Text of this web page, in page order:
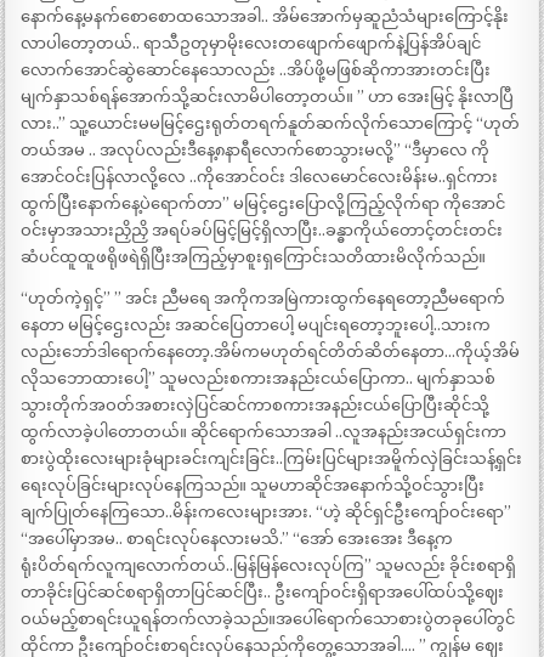
နောက်နေ့မနက်စောစောထသောအခါ.. အိမ်အောက်မှဆူညံသံများကြောင့်နိုး
လာပါတော့တယ်.. ရာသီဥတုမှာမိုးလေးတဖျောက်ဖျောက်နဲ့ပြန်အိပ်ချင်
လောက်အောင်ဆွဲဆောင်နေသောလည်း ..အိပ်ဖို့မဖြစ်ဆိုကာအားတင်းပြီး
မျက်နှာသစ်ရန်အောက်သို့ဆင်းလာမိပါတော့တယ်။ ” ဟာ အေးမြင့် နိုးလာပြီ
လား..” သူ့ယောင်းမမမြင့်ဌေးရုတ်တရက်နူတ်ဆက်လိုက်သောကြောင့် “ဟုတ်
တယ်အမ .. အလုပ်လည်းဒီနေ့၈နာရီလောက်စောသွားမလို့” “ဒီမှာလေ ကို
အောင်ဝင်းပြန်လာလို့လေ ..ကိုအောင်ဝင်း ဒါလေမောင်လေးမိန်းမ..ရှင်ကား
ထွက်ပြီးနောက်နေ့ပဲရောက်တာ” မမြင့်ဌေးပြောလို့ကြည့်လိုက်ရာ ကိုအောင်
ဝင်းမှာအသားညှိညှိ အရပ်ခပ်မြင့်မြင့်ရှိလာပြီး..ခန္ဓာကိုယ်တောင့်တင်းတင်း
ဆံပင်ထူထူဖရိုဖရဲရှိပြီးအကြည့်မှာစူးရှကြောင်းသတိထားမိလိုက်သည်။
“ဟုတ်ကဲ့ရှင့်” ” အင်း ညီမရေ အကိုကအမြဲကားထွက်နေရတော့ညီမရောက်
နေတာ မမြင့်ဌေးလည်း အဆင်ပြေတာပေါ့ မပျင်းရတော့ဘူးပေါ့..သားက
လည်းဘော်ဒါရောက်နေတော့.အိမ်ကမဟုတ်ရင်တိတ်ဆိတ်နေတာ…ကိုယ့်အိမ်
လိုသဘောထားပေါ့” သူမလည်းစကားအနည်းငယ်ပြောကာ.. မျက်နှာသစ်
သွားတိုက်အဝတ်အစားလှဲပြင်ဆင်ကာစကားအနည်းငယ်ပြောပြီးဆိုင်သို့
ထွက်လာခဲ့ပါတောတယ်။ ဆိုင်ရောက်သောအခါ ..လူအနည်းအငယ်ရှင်းကာ
စားပွဲထိုးလေးများခုံများခင်းကျင်းခြင်း..ကြမ်းပြင်များအမိူက်လှဲခြင်းသန့်ရှင်း
ရေးလုပ်ခြင်းများလုပ်နေကြသည်။ သူမဟာဆိုင်အနောက်သို့ဝင်သွားပြီး
ချက်ပြုတ်နေကြသော..မိန်းကလေးများအား. “ဟဲ့ ဆိုင်ရှင်ဦးကျော်ဝင်းရော”
“အပေါ်မှာအမ.. စာရင်းလုပ်နေလားမသိ.” “အော် အေးအေး ဒီနေ့က
ရုံးပိတ်ရက်လူကျလောက်တယ်..မြန်မြန်လေးလုပ်ကြ” သူမလည်း ခိုင်းစရာရှိ
တာခိုင်းပြင်ဆင်စရာရှိတာပြင်ဆင်ပြီး.. ဦးကျော်ဝင်းရှိရာအပေါ်ထပ်သို့ဈေး
ဝယ်မည့်စာရင်းယူရန်တက်လာခဲ့သည်။အပေါ်ရောက်သောစားပွဲတခုပေါ်တွင်
ထိုင်ကာ ဦးကျော်ဝင်းစာရင်းလုပ်နေသည်ကိုတွေ့သောအခါ…. ” ကျွန်မ ဈေး